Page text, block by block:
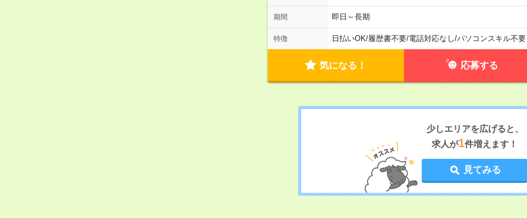
期間 即日～長期
特徴 日払いOK/履歴書不要/電話対応なし/パソコンスキル不要
気になる！ 応募する
少しエリアを広げると、
求人が1件増えます！
見てみる